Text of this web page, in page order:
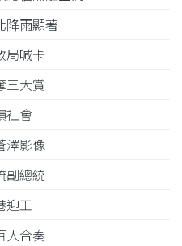
降雨顯著
局喊卡
三大賞
社會
澤影像
副總統
迎王
人合奏